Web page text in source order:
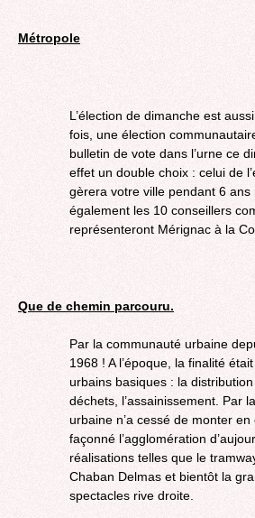
Métropole
L’élection de dimanche est
fois, une élection
bulletin de vote dans l’urne ce
effet un double choix : celui de
gèrera votre ville pendant 6 ans
également les 10 conseillers
représenteront Mérignac à la
Que de chemin parcouru.
Par la communauté urbaine
1968 ! A l’époque, la finalité
urbains basiques : la
déchets, l’assainissement. Par
urbaine n’a cessé de monter
façonné l’agglomération
réalisations telles que le
Chaban Delmas et bientôt la
spectacles rive droite.